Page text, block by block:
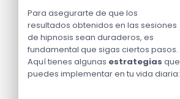
Para asegurarte de que los
resultados obtenidos en las sesiones
de hipnosis sean duraderos, es
fundamental que sigas ciertos pasos.
Aquí tienes algunas estrategias que
puedes implementar en tu vida diaria: